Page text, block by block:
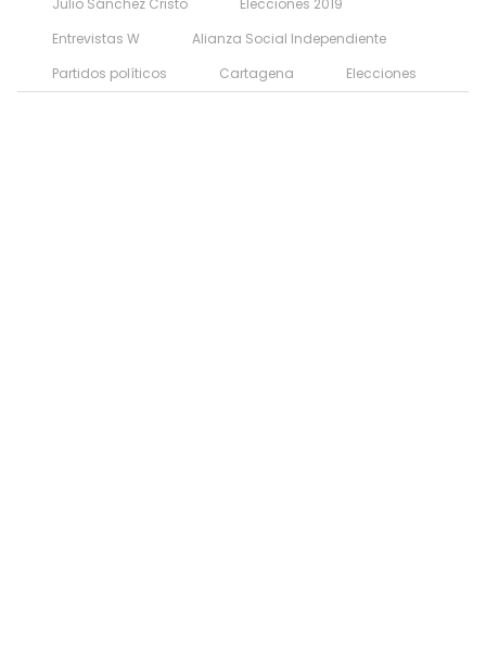
Entrevistas W
Alianza Social Independiente
Partidos políticos
Cartagena Elecciones